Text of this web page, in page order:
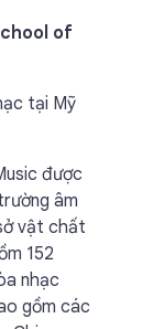
of
tại Mỹ
được
âm
vật chất
152
nhạc
gồm các